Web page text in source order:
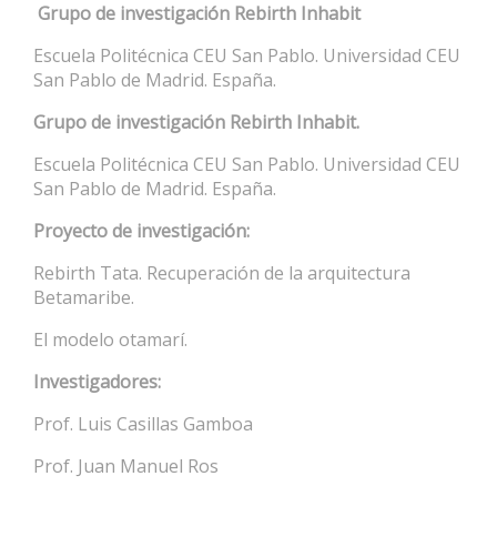
Grupo de investigación Rebirth Inhabit
Escuela Politécnica CEU San Pablo. Universidad CEU
San Pablo de Madrid. España.
Grupo de investigación Rebirth Inhabit.
Escuela Politécnica CEU San Pablo. Universidad CEU
San Pablo de Madrid. España.
Proyecto de investigación:
Rebirth Tata. Recuperación de la arquitectura
Betamaribe.
El modelo otamarí.
Investigadores:
Prof. Luis Casillas Gamboa
Prof. Juan Manuel Ros